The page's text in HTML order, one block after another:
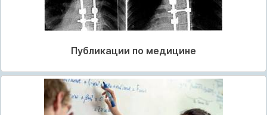
Публикации по медицине